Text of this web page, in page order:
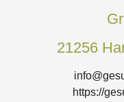
21256
https://